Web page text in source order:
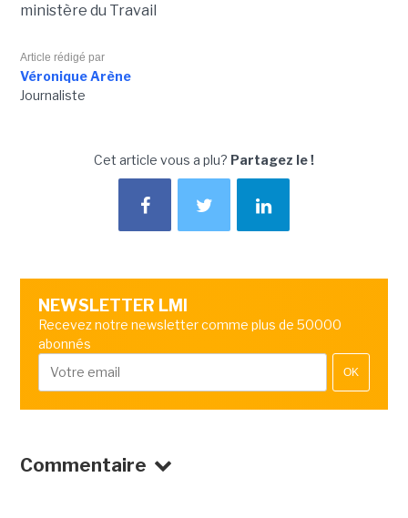
ministère du Travail
Article rédigé par
Véronique Arène
Journaliste
Cet article vous a plu? Partagez le !
NEWSLETTER LMI
Recevez notre newsletter comme plus de 50000
abonnés
OK
Commentaire